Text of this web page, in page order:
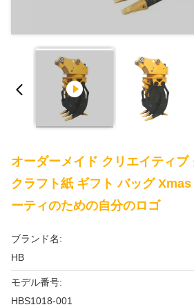
オーダーメイド クリエイティブ
クラフト紙 ギフト バッグ
ーティのための自分のロゴ
ブランド名:
HB
モデル番号:
HBS1018-001